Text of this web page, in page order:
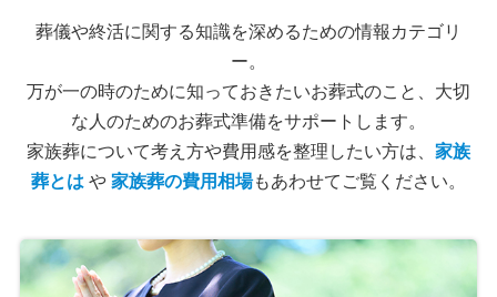
葬儀や終活に関する知識を深めるための情報カテゴリ
ー。
万が一の時のために知っておきたいお葬式のこと、大切
な人のためのお葬式準備をサポートします。
家族葬について考え方や費用感を整理したい方は、 家族
葬とはや家族葬の費用相場もあわせてご覧ください。